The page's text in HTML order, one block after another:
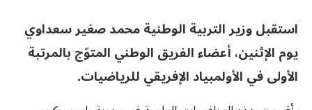
استقبل وزير التربية الوطنية محمد صغير سعداوي
يوم الإثنين، أعضاء الفريق الوطني المتوّج بالمرتبة
الأولى في الأولمبياد الإفريقي للرياضيات.